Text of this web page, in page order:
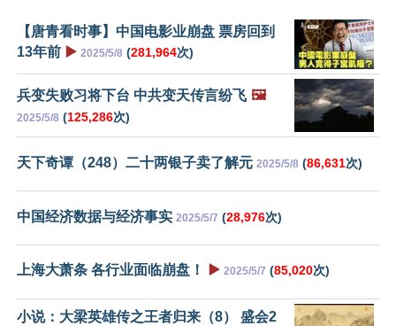
【唐青看时事】中国电影业崩盘 票房回到
13年前 ▶️ 2025/5/8 (281,964次)
兵变失败习将下台 中共变天传言纷飞 🖼️
2025/5/8 (125,286次)
天下奇谭（248）二十两银子卖了解元 2025/5/8 (86,631次)
中国经济数据与经济事实 2025/5/7 (28,976次)
上海大萧条 各行业面临崩盘！ ▶️ 2025/5/7 (85,020次)
小说：大梁英雄传之王者归来（8） 盛会2